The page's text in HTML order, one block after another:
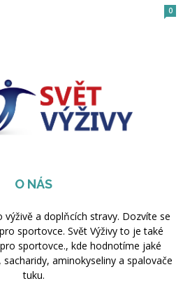
0
O NÁS
výživě a doplňcích stravy. Dozvíte se
sportovce. Svět Výživy to je také
sportovce., kde hodnotíme jaké
aminokyseliny a spalovače
tuku.